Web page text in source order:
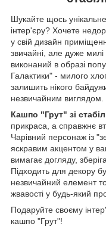
Шукайте щось
інтер'єру? Хочете
у свій дизайн
звичайні, але дуже милі
виконаний в образі
Галактики" - милого
залишить нікого
незвичайним виглядом.
Кашпо "Грут" зі
прикраса, а справжнє
Чарівний персонаж із
яскравим акцентом у
вимагає догляду,
Підходить для декору
незвичайний елемент
жвавості у будь-який
Подаруйте своєму
кашпо "Грут"!